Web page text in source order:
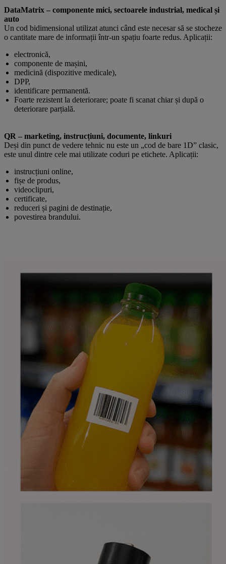
DataMatrix – componente mici, sectoarele industrial, medical și
auto
Un cod bidimensional utilizat atunci când este necesar să se stocheze
o cantitate mare de informații într-un spațiu foarte redus. Aplicații:
electronică,
componente de mașini,
medicină (dispozitive medicale),
DPP,
identificare permanentă.
Foarte rezistent la deteriorare; poate fi scanat chiar și după o
deteriorare parțială.
QR – marketing, instrucțiuni, documente, linkuri
Deși din punct de vedere tehnic nu este un „cod de bare 1D” clasic,
este unul dintre cele mai utilizate coduri pe etichete. Aplicații:
instrucțiuni online,
fișe de produs,
videoclipuri,
certificate,
reduceri și pagini de destinație,
povestirea brandului.